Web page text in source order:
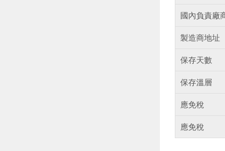
國內負責廠
製造商地址
保存天數
保存溫層
應免稅
應免稅